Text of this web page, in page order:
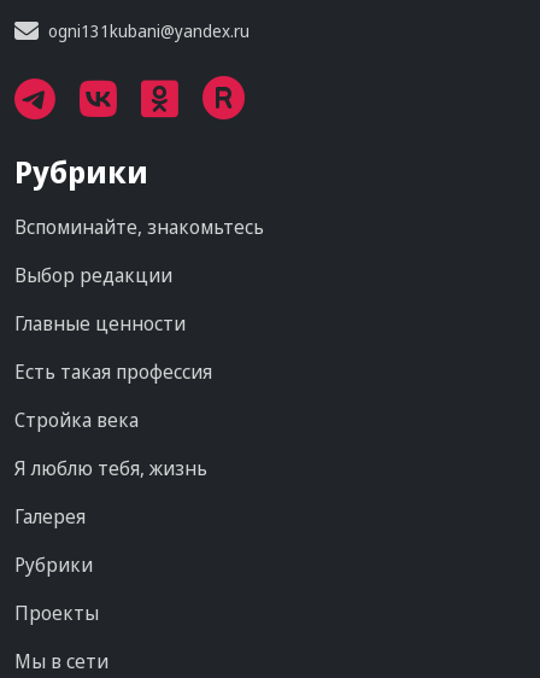
ogni131kubani@yandex.ru
Рубрики
Вспоминайте, знакомьтесь
Выбор редакции
Главные ценности
Есть такая профессия
Стройка века
Я люблю тебя, жизнь
Галерея
Рубрики
Проекты
Мы в сети